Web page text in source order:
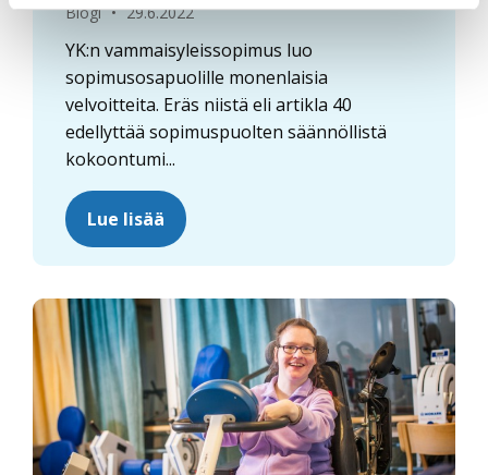
Blogi • 29.6.2022
YK:n vammaisyleissopimus luo
sopimusosapuolille monenlaisia
velvoitteita. Eräs niistä eli artikla 40
edellyttää sopimuspuolten säännöllistä
kokoontumi...
Lue lisää